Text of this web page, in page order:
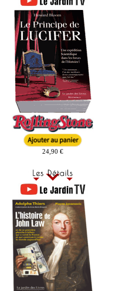
24,90 €